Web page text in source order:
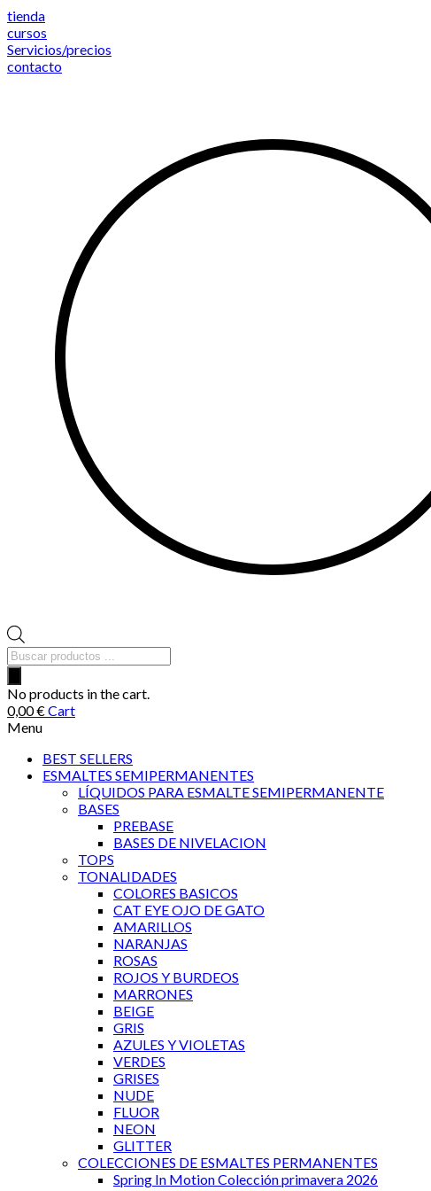
Saltar
al
contenido
tienda
cursos
Servicios/precios
contacto
Búsqueda
de
productos
No products in the cart.
0,00€Cart
Menu
BEST SELLERS
ESMALTES SEMIPERMANENTES
LÍQUIDOS PARA ESMALTE SEMIPERMANENTE
BASES
PREBASE
BASES DE NIVELACION
TOPS
TONALIDADES
COLORES BASICOS
CAT EYE OJO DE GATO
AMARILLOS
NARANJAS
ROSAS
ROJOS Y BURDEOS
MARRONES
BEIGE
GRIS
AZULES Y VIOLETAS
VERDES
GRISES
NUDE
FLUOR
NEON
GLITTER
COLECCIONES DE ESMALTES PERMANENTES
Spring In Motion Colección primavera 2026